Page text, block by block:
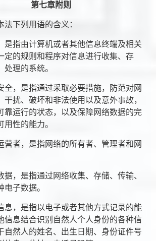
第七章附则
法下列用语的含义：
是指由计算机或者其他信息终端及相关
定的规则和程序对信息进行收集、存
理的系统。
全，是指通过采取必要措施，防范对网
干扰、破坏和非法使用以及意外事故，
靠运行的状态，以及保障网络数据的完
性的能力。
营者，是指网络的所有者、管理者和网
据，是指通过网络收集、存储、传输、
子数据。
息，是指以电子或者其他方式记录的能
信息结合识别自然人个人身份的各种信
自然人的姓名、出生日期、身份证件号